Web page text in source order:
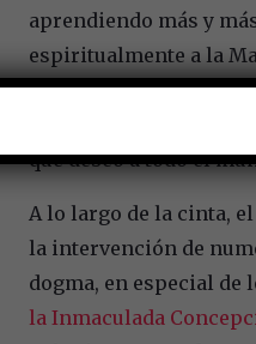
aprendiendo más y
espiritualmente a la
Inmaculada
que deseo a todo el
A lo largo de la cinta,
la intervención de
dogma, en especial de
la Inmaculada